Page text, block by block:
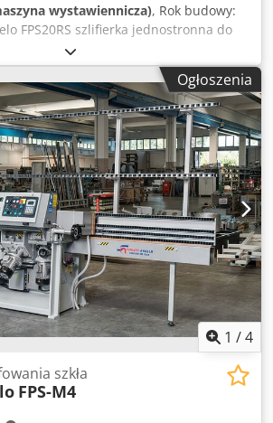
wystawiennicza), Rok budowy:
FPS20RS szlifierka jednostronna do
zmienną szerokością obszycia 6x
(3x diamentowe, 2x polerka, 1x
wrzeciono do krawędzi (2x diament, 2x
3-30 mm - Minimalne wymiary 50 x
waga ładunku 1000 kg - Wysokość
i trwały przenośnik płytkowy
kulkowych - Automatyczna
sterowanie PLC Chodpfswd E
zbiorcza na ścieki - Wylot i wlot 2
7582 mm
Ogłoszenia
1 /4
szkła
FPS-M4